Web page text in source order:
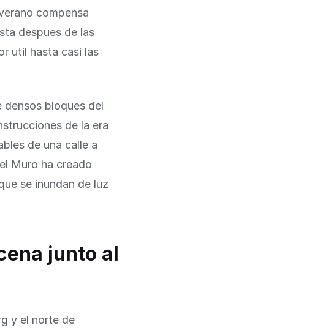
compensa
despues de las
util hasta casi las
densos bloques del
de la era
de una calle a
Muro ha creado
se inundan de luz
junto al
y el norte de